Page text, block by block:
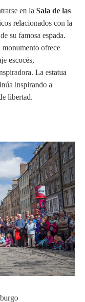
en la Sala de las
relacionados con la
su famosa espada.
ofrece
escocés,
La estatua
inspirando a
libertad.